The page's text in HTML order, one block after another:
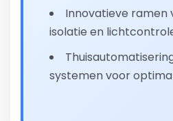
Innovatieve ramen
isolatie en
systemen voor